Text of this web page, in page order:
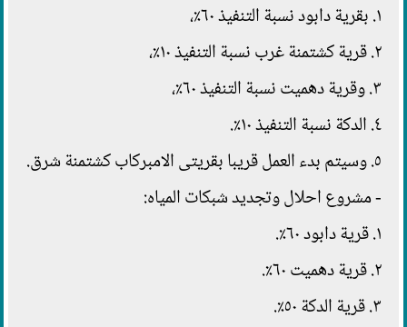
١. بقرية دابود نسبة التنفيذ ٦٠٪،
٢. قرية كشتمنة غرب نسبة التنفيذ ١٠٪،
٣. وقرية دهميت نسبة التنفيذ ٦٠٪،
٤. الدكة نسبة التنفيذ ١٠٪.
٥. وسيتم بدء العمل قريبا بقريتى الامبركاب كشتمنة شرق.
- مشروع احلال وتجديد شبكات المياه:
١. قرية دابود ٦٠٪.
٢. قرية دهميت ٦٠٪.
٣. قرية الدكة ٥٠٪.